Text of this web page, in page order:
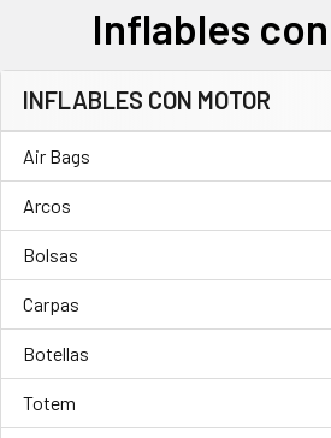
Inflables
Barra
lateral
INFLABLES CON MOTOR
Air Bags
Arcos
Bolsas
Carpas
Botellas
Totem